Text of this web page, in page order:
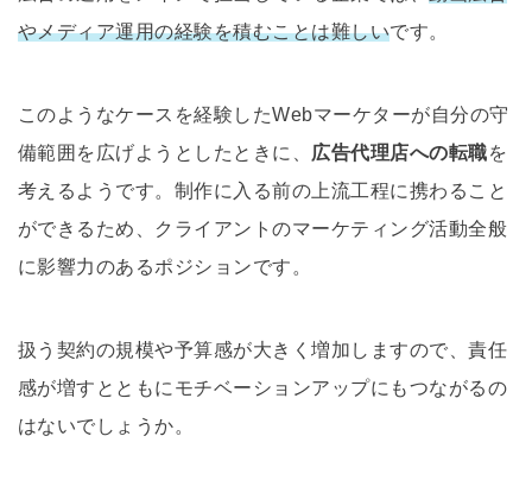
やメディア運用の経験を積むことは難しいです。
このようなケースを経験したWebマーケターが自分の守
備範囲を広げようとしたときに、 広告代理店への転職を
考えるようです。制作に入る前の上流工程に携わること
ができるため、クライアントのマーケティング活動全般
に影響力のあるポジションです。
扱う契約の規模や予算感が大きく増加しますので、責任
感が増すとともにモチベーションアップにもつながるの
はないでしょうか。